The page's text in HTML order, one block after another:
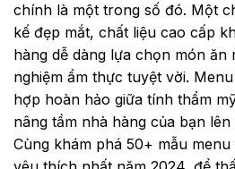
chính là một trong số đó. Một
kế đẹp mắt, chất liệu cao cấp
hàng dễ dàng lựa chọn món ăn
nghiệm ẩm thực tuyệt vời.
hợp hoàn hảo giữa tính thẩm
nâng tầm nhà hàng của bạn
Cùng khám phá 50+ mẫu